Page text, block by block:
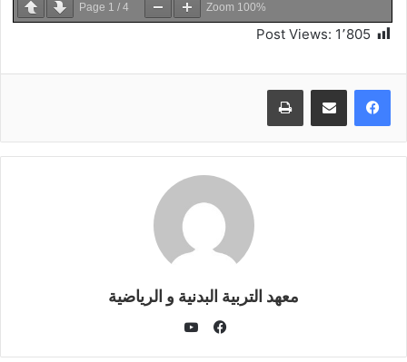
Page 1 / 4 Zoom 100%
Post Views: 1٬805
طباعة
معهد التربية البدنية و الرياضية